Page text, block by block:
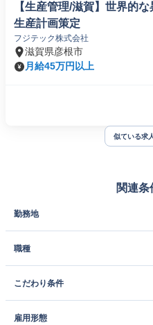
【生産管理/滋賀】世界的
生産計画策定
フジテック株式会社
滋賀県彦根市
月給45万円以上
似ている求
関連条
勤務地
職種
こだわり条件
雇用形態